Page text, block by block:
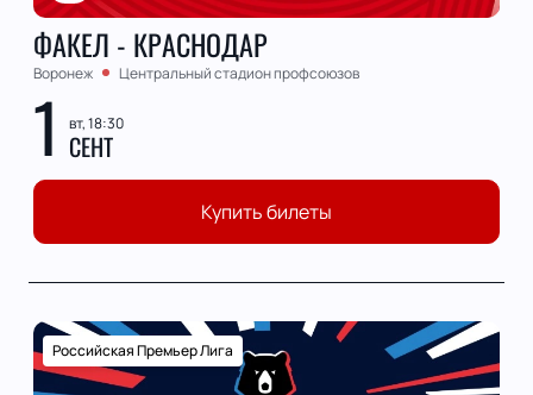
ФАКЕЛ - КРАСНОДАР
Воронеж Центральный стадион профсоюзов
1 вт, 18:30
СЕНТ
Купить билеты
Российская Премьер Лига